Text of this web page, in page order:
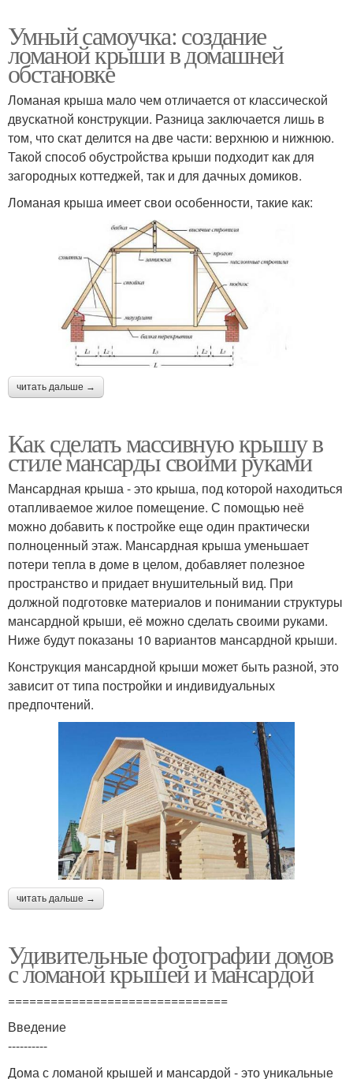
Умный самоучка: создание
ломаной крыши в домашней
обстановке
Ломаная крыша мало чем отличается от классической
двускатной конструкции. Разница заключается лишь в
том, что скат делится на две части: верхнюю и нижнюю.
Такой способ обустройства крыши подходит как для
загородных коттеджей, так и для дачных домиков.
Ломаная крыша имеет свои особенности, такие как:
читать дальше →
Как сделать массивную крышу в
стиле мансарды своими руками
Мансардная крыша - это крыша, под которой находиться
отапливаемое жилое помещение. С помощью неё
можно добавить к постройке еще один практически
полноценный этаж. Мансардная крыша уменьшает
потери тепла в доме в целом, добавляет полезное
пространство и придает внушительный вид. При
должной подготовке материалов и понимании структуры
мансардной крыши, её можно сделать своими руками.
Ниже будут показаны 10 вариантов мансардной крыши.
Конструкция мансардной крыши может быть разной, это
зависит от типа постройки и индивидуальных
предпочтений.
читать дальше →
Удивительные фотографии домов
с ломаной крышей и мансардой
===============================
Введение
----------
Дома с ломаной крышей и мансардой - это уникальные